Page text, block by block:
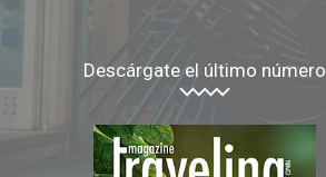
Descárgate el último número